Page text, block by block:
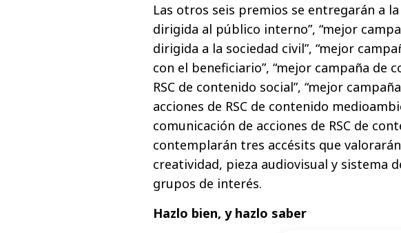
Las otros seis premios se entregarán a la
dirigida al público interno”, “mejor
dirigida a la sociedad civil”, “mejor
con el beneficiario”, “mejor campaña de
RSC de contenido social”, “mejor
acciones de RSC de contenido
comunicación de acciones de RSC de
contemplarán tres accésits que
creatividad, pieza audiovisual y sistema
grupos de interés.
Hazlo bien, y hazlo saber